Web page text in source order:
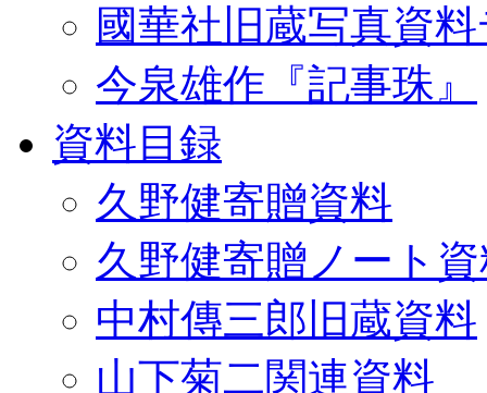
國華社旧蔵写真資
今泉雄作『記事珠』
資料目録
久野健寄贈資料
久野健寄贈ノート
中村傳三郎旧蔵資料
山下菊二関連資料